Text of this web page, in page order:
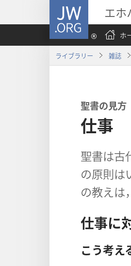
JW.ORG エホ
ホ
ライブラリー 雑誌
聖書の見方
仕事
聖書は古
の原則は
の教えは
仕事に
こう考え